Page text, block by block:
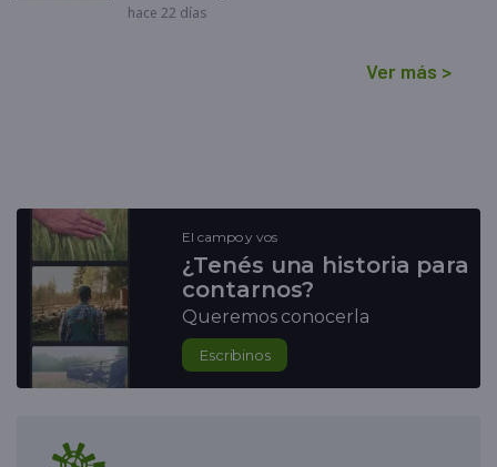
hace 22 días
Ver más >
El campo y vos
¿Tenés una historia para
contarnos?
Queremos conocerla
Escribinos